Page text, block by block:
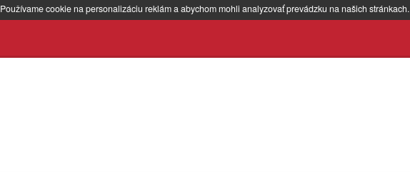
Používame cookie na personalizáciu reklám a abychom mohli analyzovať prevádzku na našich stránkach.